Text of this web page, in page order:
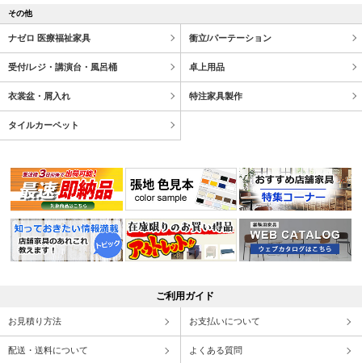
その他
ナゼロ 医療福祉家具 衝立/パーテーション
受付/レジ・講演台・風呂桶 卓上用品
衣裳盆・屑入れ 特注家具製作
タイルカーペット
ご利用ガイド
お見積り方法 お支払いについて
配送・送料について よくある質問